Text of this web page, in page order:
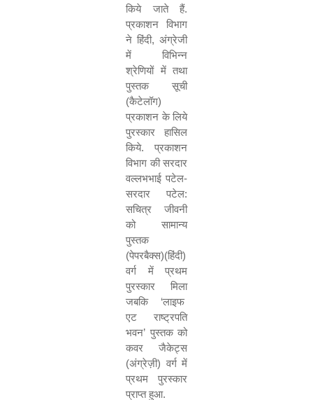
किये जाते हैं.
प्रकाशन विभाग
ने हिंदी, अंग्रेजी
में विभिन्न
श्रेणियों में तथा
पुस्तक सूची
(कैटेलॉग)
प्रकाशन के लिये
पुरस्कार हासिल
किये. प्रकाशन
विभाग की सरदार
वल्लभभाई पटेल-
सरदार पटेल:
सचित्र जीवनी
को सामान्य
पुस्तक
(पेपरबैक्स)(हिंदी)
वर्ग में प्रथम
पुरस्कार मिला
जबकि ‘लाइफ
एट राष्ट्रपति
भवन’ पुस्तक को
कवर जैकेट्स
(अंग्रेज़ी) वर्ग में
प्रथम पुरस्कार
प्राप्त हुआ.